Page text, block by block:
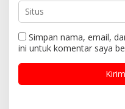
Simpan nama, email,
ini untuk komentar saya